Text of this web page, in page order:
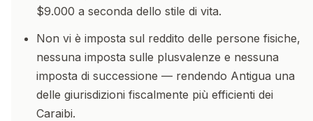
$9.000 a seconda dello stile di vita.
Non vi è imposta sul reddito delle persone fisiche,
nessuna imposta sulle plusvalenze e nessuna
imposta di successione — rendendo Antigua una
delle giurisdizioni fiscalmente più efficienti dei
Caraibi.